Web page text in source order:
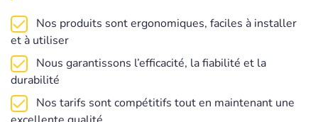
Nos produits sont ergonomiques, faciles à installer
et à utiliser
Nous garantissons l’efficacité, la fiabilité et la
durabilité
Nos tarifs sont compétitifs tout en maintenant une